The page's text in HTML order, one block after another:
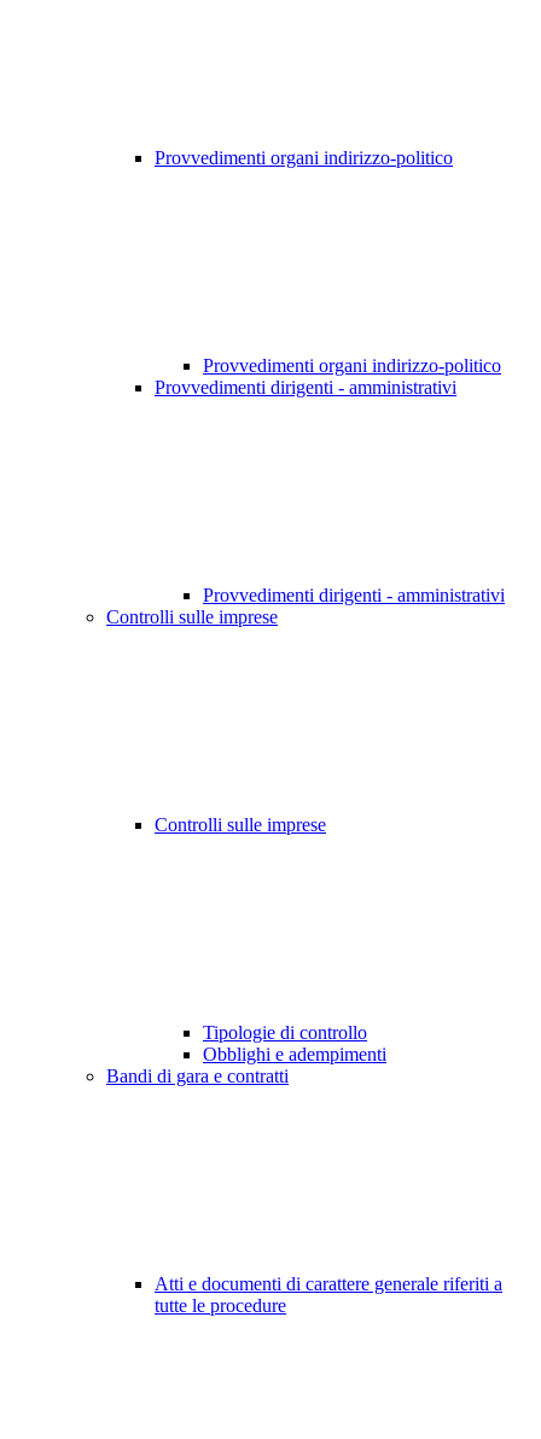
Provvedimenti organi indirizzo-politico
Provvedimenti organi indirizzo-politico
Provvedimenti dirigenti - amministrativi
Provvedimenti dirigenti - amministrativi
Controlli sulle imprese
Controlli sulle imprese
Tipologie di controllo
Obblighi e adempimenti
Bandi di gara e contratti
Atti e documenti di carattere generale riferiti a
tutte le procedure